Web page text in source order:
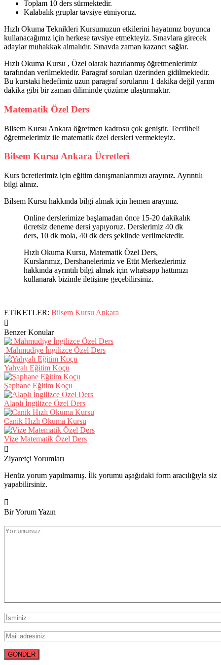
Toplam 10 ders sürmektedir.
Kalabalık gruplar tavsiye etmiyoruz.
Hızlı Okuma Teknikleri Kursumuzun etkilerini hayatımız boyunca
kullanacağımız için herkese tavsiye etmekteyiz. Sınavlara girecek
adaylar muhakkak almalıdır. Sınavda zaman kazancı sağlar.
Hızlı Okuma Kursu , Özel olarak hazırlanmış öğretmenlerimiz
tarafından verilmektedir. Paragraf soruları üzerinden gidilmektedir.
Bu kurstaki hedefimiz uzun paragraf sorularını 1 dakika değil yarım
dakika gibi bir zaman diliminde çözüme ulaştırmaktır.
Matematik Özel Ders
Bilsem Kursu Ankara öğretmen kadrosu çok geniştir. Tecrübeli
öğretmelerimiz ile matematik özel dersleri vermekteyiz.
Bilsem Kursu Ankara Ücretleri
Kurs ücretlerimiz için eğitim danışmanlarımızı arayınız. Ayrıntılı
bilgi alınız.
Bilsem Kursu hakkında bilgi almak için hemen arayınız.
Online derslerimize başlamadan önce 15-20 dakikalık
ücretsiz deneme dersi yapıyoruz. Derslerimiz 40 dk
ders, 10 dk mola, 40 dk ders şeklinde verilmektedir.
Hızlı Okuma Kursu, Matematik Özel Ders,
Kurslarımız, Dershanelerimiz ve Etüt Merkezlerimiz
hakkında ayrıntılı bilgi almak için whatsapp hattımızı
kullanarak bizimle iletişime geçebilirsiniz.
ETİKETLER: Bilsem Kursu Ankara
Benzer Konular
Mahmudiye İngilizce Özel Ders
Yahyalı Eğitim Koçu
Şaphane Eğitim Koçu
Alaplı İngilizce Özel Ders
Canik Hızlı Okuma Kursu
Vize Matematik Özel Ders
Ziyaretçi Yorumları
Henüz yorum yapılmamış. İlk yorumu aşağıdaki form aracılığıyla siz
yapabilirsiniz.
Bir Yorum Yazın